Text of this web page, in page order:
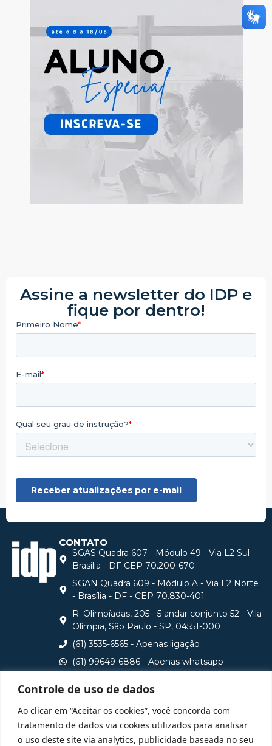
Controle de uso de dados
Ao clicar em “Aceitar os cookies”, você concorda com
tratamento de dados via cookies utilizados para analisar
o uso deste site via analytics, publicidade baseada no seu
Assine a newsletter do IDP e
fique por dentro!
CONTATO
SGAS Quadra 607 - Módulo 49 - Via L2 Sul -
Brasilia - DF CEP 70.200-670
SGAN Quadra 609 - Módulo A - Via L2 Norte
- Brasília - DF - CEP 70.830-401
R. Olimpíadas, 205 - 5 andar conjunto 52 - Vila
Olímpia, São Paulo - SP, 04551-000
(61) 3535-6565 - Apenas ligação
(61) 99649-6886 - Apenas whatsapp
Consulte aqui o cadastro da Instituição no Sistema e-
MEC